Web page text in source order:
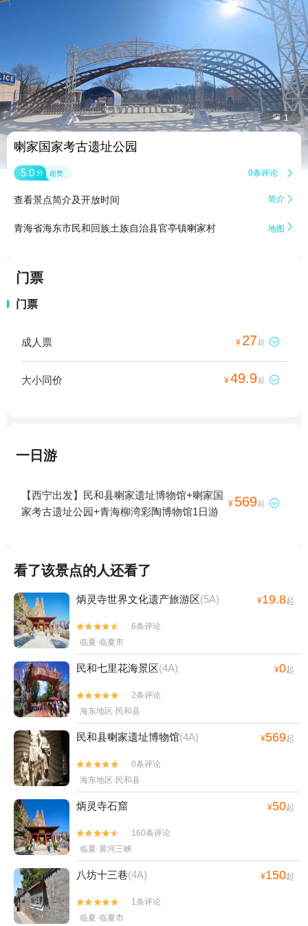
 1
喇家国家考古遗址公园
5.0 分 超赞 0条评论 
查看景点简介及开放时间 简介 
青海省海东市民和回族土族自治县官亭镇喇家村 地图 
门票
门票
成人票 ¥ 27起 
大小同价 ¥49.9起 
一日游
【西宁出发】民和县喇家遗址博物馆+喇家国
家考古遗址公园+青海柳湾彩陶博物馆1日游
¥ 569起 
看了该景点的人还看了
炳灵寺世界文化遗产旅游区(5A) ¥19.8起


6条评论
临夏·临夏市
民和七里花海景区(4A) ¥0起


2条评论
海东地区·民和县
民和县喇家遗址博物馆(4A) ¥569起


0条评论
海东地区·民和县
炳灵寺石窟 ¥50起


160条评论
临夏·黄河三峡
八坊十三巷(4A) ¥150起


1条评论
临夏·临夏市